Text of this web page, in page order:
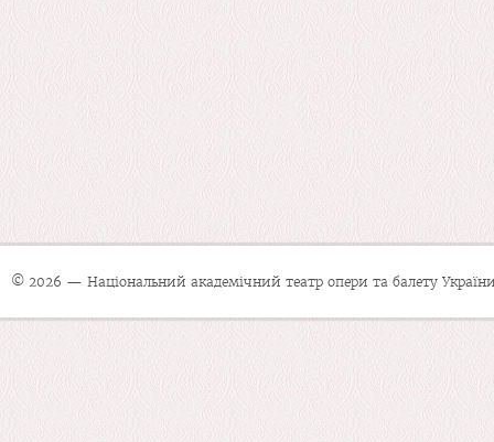
© 2026 — Національний академічний театр опери та балету